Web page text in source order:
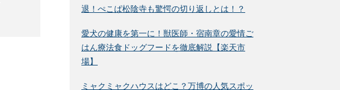
退！ぺこぱ松陰寺も驚愕の切り返しとは！？
愛犬の健康を第一に！獣医師・宿南章の愛情ご
はん療法食ドッグフードを徹底解説【楽天市
場】
ミャクミャクハウスはどこ？万博の人気スポッ